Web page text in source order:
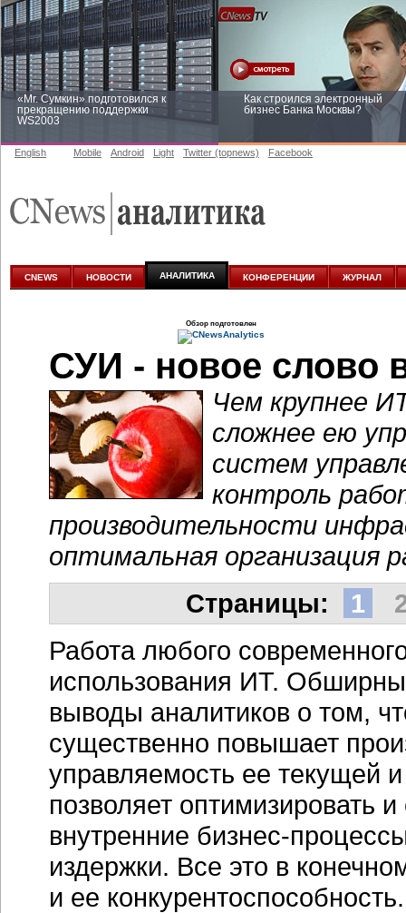
«Mr. Сумкин» подготовился к
прекращению поддержки
WS2003
Как строился электронный
бизнес Банка Москвы?
аналитике
English Mobile Android Light Twitter (topnews) Facebook
CNEWS НОВОСТИ АНАЛИТИКА КОНФЕРЕНЦИИ ЖУРНАЛ
Обзор подготовлен
СУИ - новое слово
Чем крупнее
сложнее ею
систем
контроль
производительности
оптимальная организация
Cтраницы:
1
Работа любого
использования ИТ.
выводы аналитиков о том,
существенно повышает
управляемость ее текущей
позволяет оптимизировать
внутренние бизнес-
издержки. Все это в
и ее конкурентоспособность.